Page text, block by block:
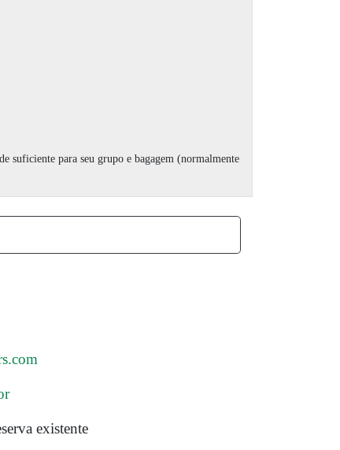
suficiente para seu grupo e bagagem (normalmente
existente